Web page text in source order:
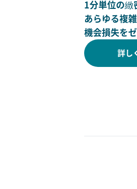
1分単位の緻
あらゆる複
機会損失を
詳し